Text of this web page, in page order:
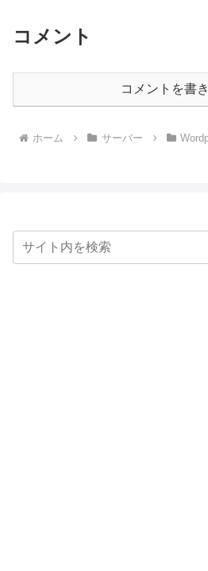
コメント
コメントを書
ホーム サーバー